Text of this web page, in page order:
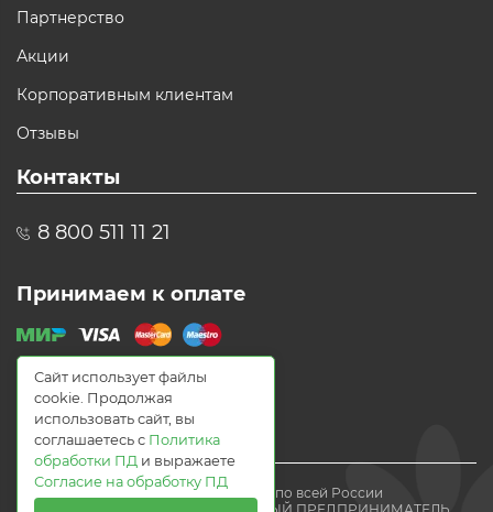
Партнерство
Акции
Корпоративным клиентам
Отзывы
Контакты
8 800 511 11 21
Принимаем к оплате
© 2021 Доставка цветов по всей России
Сайт использует файлы
cookie. Продолжая
использовать сайт, вы
соглашаетесь с Политика
обработки ПД и выражаете
Согласие на обработку ПД